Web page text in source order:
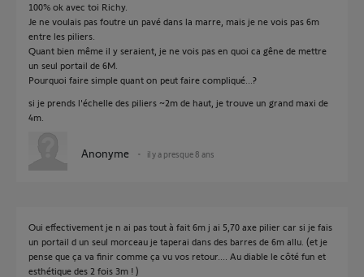
100% ok avec toi Richy.
Je ne voulais pas foutre un pavé dans la marre, mais je ne vois pas 6m
entre les piliers.
Quant bien même il y seraient, je ne vois pas en quoi ca gêne de mettre
un seul portail de 6M.
Pourquoi faire simple quant on peut faire compliqué...?
si je prends l'échelle des piliers ~2m de haut, je trouve un grand maxi de
4m.
Anonyme il y a presque 8 ans
Oui effectivement je n ai pas tout à fait 6m j ai 5,70 axe pilier car si je fais
un portail d un seul morceau je taperai dans des barres de 6m allu. (et je
pense que ça va finir comme ça vu vos retour.... Au diable le côté fun et
esthétique des 2 fois 3m ! )